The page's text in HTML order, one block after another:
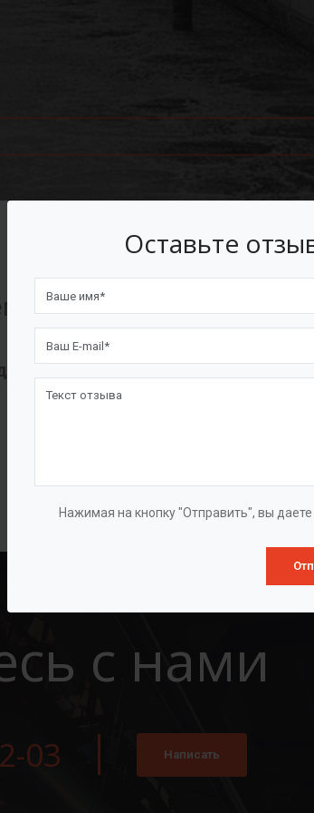
Оставьте
Нажимая на кнопку "Отправить", вы даете
оформить лизинг на
Оформим
с нами
03 Написать